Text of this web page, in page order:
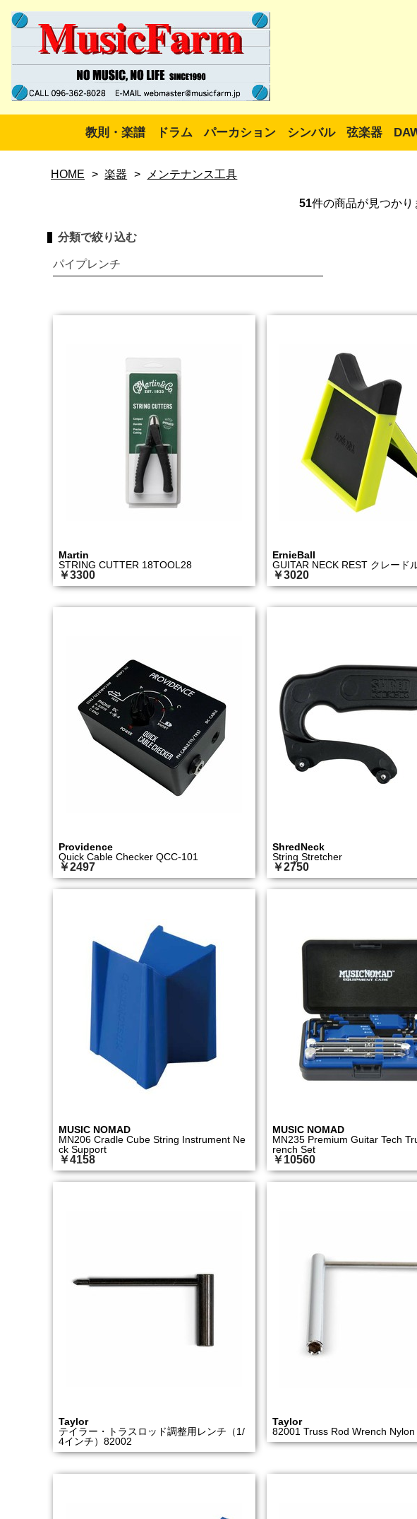
教則・楽譜 ドラム パーカション シンバル 弦楽器
HOME > 楽器 > メンテナンス工具
51件の商品が見つかり
分類で絞り込む
パイプレンチ
Martin
STRING CUTTER 18TOOL28
￥3300
ErnieBall
GUITAR NECK REST クレード
￥3020
Providence
Quick Cable Checker QCC-101
￥2497
ShredNeck
String Stretcher
￥2750
MUSIC NOMAD
MN206 Cradle Cube String Instrument Ne
ck Support
￥4158
MUSIC NOMAD
MN235 Premium Guitar Tech
rench Set
￥10560
Taylor
テイラー・トラスロッド調整用レンチ（1/
4インチ）82002
Taylor
82001 Truss Rod Wrench Nylon